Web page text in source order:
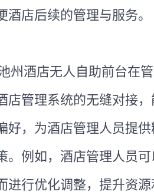
酒店后续的管理与服务。
州酒店无人自助前台在
店管理系统的无缝对接
好，为酒店管理人员提
。例如，酒店管理人员
进行优化调整，提升资